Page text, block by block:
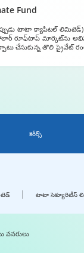
Fund
టాటా క్యాపిటల్
రూఫ్‌టాప్ మార్కెట్‌ను
చేసుకున్న తొలి ప్రైవేట్
కెరీర్స్
టాటా సెక్యూరిటీస్